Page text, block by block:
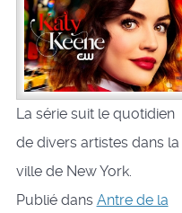
La série suit le quotidien
de divers artistes dans la
ville de New York.
Publié dans Antre de la